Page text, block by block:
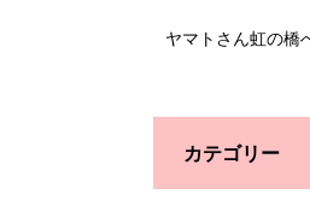
ヤマトさん虹の橋
カテゴリー